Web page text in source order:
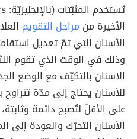
الأخيرة من مراحل التقويم
الأسنان التي تمّ تعديل
وذلك في الوقت الذي تقوم
الاسنان بالتكيّف مع الوضع
للأسنان يحتاج إلى مدّة
على الأقلّ لتُصبح دائمة
الأسنان التحرّك والعودة إلى